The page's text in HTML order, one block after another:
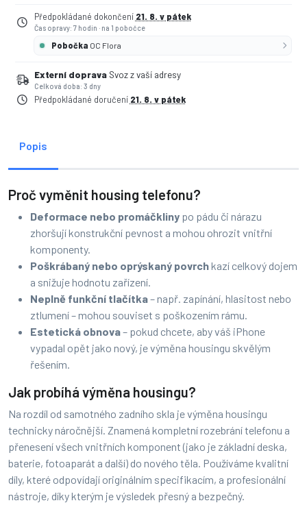
Předpokládané dokončení 21. 8. v pátek
Čas opravy: 7 hodin · na 1 pobočce
Pobočka OC Flora
Externí doprava Svoz z vaší adresy
Celková doba: 3 dny
Předpokládané doručení 21. 8. v pátek
Popis
Proč vyměnit housing telefonu?
Deformace nebo promáčkliny po pádu či nárazu
zhoršují konstrukční pevnost a mohou ohrozit vnitřní
komponenty.
Poškrábaný nebo oprýskaný povrchkazí celkový dojem
a snižuje hodnotu zařízení.
Neplně funkční tlačítka– např. zapínání, hlasitost nebo
ztlumení – mohou souviset s poškozením rámu.
Estetická obnova– pokud chcete, aby váš iPhone
vypadal opět jako nový, je výměna housingu skvělým
řešením.
Jak probíhá výměna housingu?
Na rozdíl od samotného zadního skla je výměna housingu
technicky náročnější. Znamená kompletní rozebrání telefonu a
přenesení všech vnitřních komponent (jako je základní deska,
baterie, fotoaparát a další) do nového těla. Používáme kvalitní
díly, které odpovídají originálním specifikacím, a profesionální
nástroje, díky kterým je výsledek přesný a bezpečný.